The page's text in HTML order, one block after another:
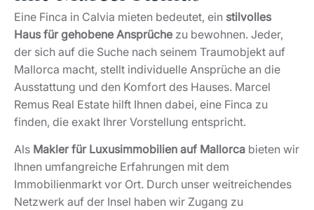
Eine Finca in Calvia mieten bedeutet, ein stilvolles
Haus für gehobene Ansprüche zu bewohnen. Jeder,
der sich auf die Suche nach seinem Traumobjekt auf
Mallorca macht, stellt individuelle Ansprüche an die
Ausstattung und den Komfort des Hauses. Marcel
Remus Real Estate hilft Ihnen dabei, eine Finca zu
finden, die exakt Ihrer Vorstellung entspricht.
Als Makler für Luxusimmobilien auf Mallorca bieten wir
Ihnen umfangreiche Erfahrungen mit dem
Immobilienmarkt vor Ort. Durch unser weitreichendes
Netzwerk auf der Insel haben wir Zugang zu